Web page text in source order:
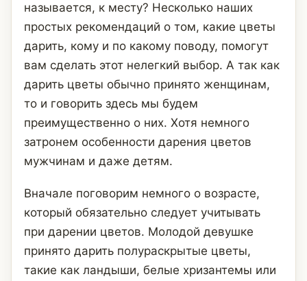
называется, к месту? Несколько наших
простых рекомендаций о том, какие цветы
дарить, кому и по какому поводу, помогут
вам сделать этот нелегкий выбор. А так как
дарить цветы обычно принято женщинам,
то и говорить здесь мы будем
преимущественно о них. Хотя немного
затронем особенности дарения цветов
мужчинам и даже детям.
Вначале поговорим немного о возрасте,
который обязательно следует учитывать
при дарении цветов. Молодой девушке
принято дарить полураскрытые цветы,
такие как ландыши, белые хризантемы или